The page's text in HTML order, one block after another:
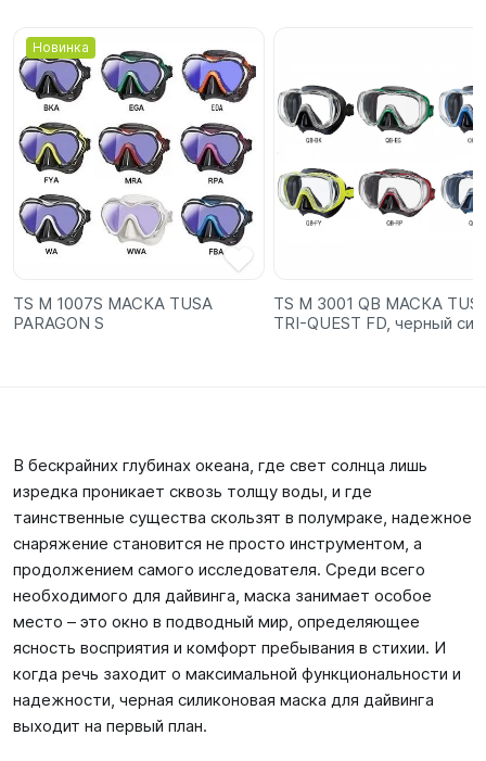
Новинка
TS M 1007S МАСКА TUSA
PARAGON S
TS M 3001 QB МАСКА
TRI-QUEST FD, черный
В бескрайних глубинах океана, где свет солнца лишь
изредка проникает сквозь толщу воды, и где
таинственные существа скользят в полумраке, надежное
снаряжение становится не просто инструментом, а
продолжением самого исследователя. Среди всего
необходимого для дайвинга, маска занимает особое
место – это окно в подводный мир, определяющее
ясность восприятия и комфорт пребывания в стихии. И
когда речь заходит о максимальной функциональности и
надежности, черная силиконовая маска для дайвинга
выходит на первый план.